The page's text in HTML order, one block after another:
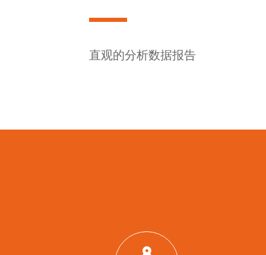
直观的分析数据报告